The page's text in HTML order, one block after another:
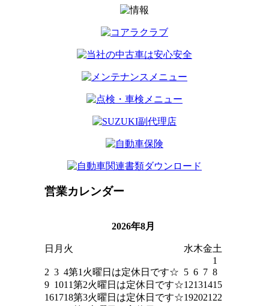
営業カレンダー
2026年8月
日 月 火 水木金土
1
2 3 4第1火曜日は定休日です☆ 5 6 7 8
9 1011第2火曜日は定休日です☆12131415
161718第3火曜日は定休日です☆192021 22